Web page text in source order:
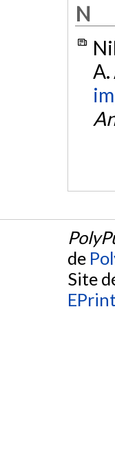
N
A.
de
Site